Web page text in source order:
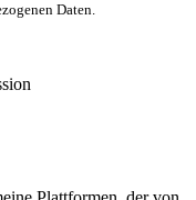
Daten.